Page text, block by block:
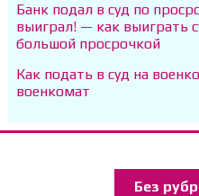
Банк подал в суд по
выиграл! — как выиграть
большой просрочкой
Как подать в суд на
военкомат
Без